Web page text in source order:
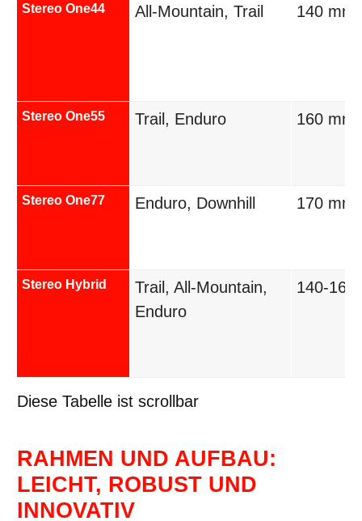
Stereo One44 All-Mountain, Trail 140 mm
Stereo One55 Trail, Enduro 160 mm
Stereo One77 Enduro, Downhill 170 mm
Stereo Hybrid
Trail, All-Mountain,
Enduro
140-160
Diese Tabelle ist scrollbar
RAHMEN UND AUFBAU:
LEICHT, ROBUST UND
INNOVATIV